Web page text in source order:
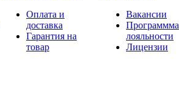
Оплата и
доставка
Гарантия на
товар
Вакансии
Программма
лояльности
Лицензии